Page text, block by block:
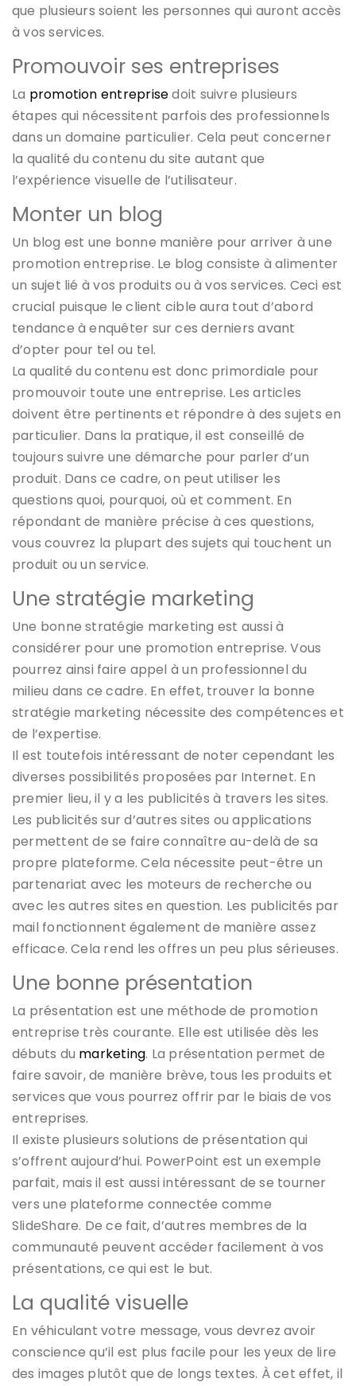
que plusieurs soient les personnes qui auront accès
à vos services.
Promouvoir ses entreprises
La promotion entreprisedoit suivre plusieurs
étapes qui nécessitent parfois des professionnels
dans un domaine particulier. Cela peut concerner
la qualité du contenu du site autant que
l’expérience visuelle de l’utilisateur.
Monter un blog
Un blog est une bonne manière pour arriver à une
promotion entreprise. Le blog consiste à alimenter
un sujet lié à vos produits ou à vos services. Ceci est
crucial puisque le client cible aura tout d’abord
tendance à enquêter sur ces derniers avant
d’opter pour tel ou tel.
La qualité du contenu est donc primordiale pour
promouvoir toute une entreprise. Les articles
doivent être pertinents et répondre à des sujets en
particulier. Dans la pratique, il est conseillé de
toujours suivre une démarche pour parler d’un
produit. Dans ce cadre, on peut utiliser les
questions quoi, pourquoi, où et comment. En
répondant de manière précise à ces questions,
vous couvrez la plupart des sujets qui touchent un
produit ou un service.
Une stratégie marketing
Une bonne stratégie marketing est aussi à
considérer pour une promotion entreprise. Vous
pourrez ainsi faire appel à un professionnel du
milieu dans ce cadre. En effet, trouver la bonne
stratégie marketing nécessite des compétences et
de l’expertise.
Il est toutefois intéressant de noter cependant les
diverses possibilités proposées par Internet. En
premier lieu, il y a les publicités à travers les sites.
Les publicités sur d’autres sites ou applications
permettent de se faire connaître au-delà de sa
propre plateforme. Cela nécessite peut-être un
partenariat avec les moteurs de recherche ou
avec les autres sites en question. Les publicités par
mail fonctionnent également de manière assez
efficace. Cela rend les offres un peu plus sérieuses.
Une bonne présentation
La présentation est une méthode de promotion
entreprise très courante. Elle est utilisée dès les
débuts du marketing. La présentation permet de
faire savoir, de manière brève, tous les produits et
services que vous pourrez offrir par le biais de vos
entreprises.
Il existe plusieurs solutions de présentation qui
s’offrent aujourd’hui. PowerPoint est un exemple
parfait, mais il est aussi intéressant de se tourner
vers une plateforme connectée comme
SlideShare. De ce fait, d’autres membres de la
communauté peuvent accéder facilement à vos
présentations, ce qui est le but.
La qualité visuelle
En véhiculant votre message, vous devrez avoir
conscience qu’il est plus facile pour les yeux de lire
des images plutôt que de longs textes. À cet effet, il